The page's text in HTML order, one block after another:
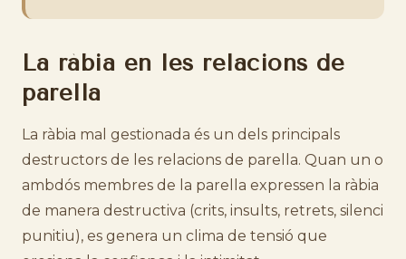
La ràbia en les relacions de
parella
La ràbia mal gestionada és un dels principals
destructors de les relacions de parella. Quan un o
ambdós membres de la parella expressen la ràbia
de manera destructiva (crits, insults, retrets, silenci
punitiu), es genera un clima de tensió que